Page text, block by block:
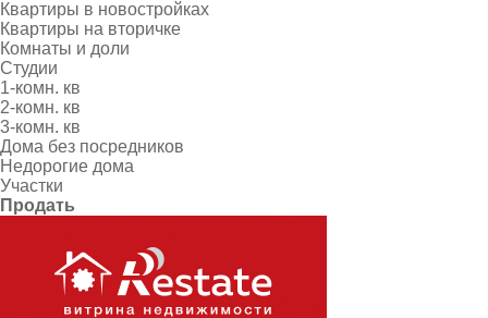
Квартиры в новостройках
Квартиры на вторичке
Комнаты и доли
Студии
1-комн. кв
2-комн. кв
3-комн. кв
Дома без посредников
Недорогие дома
Участки
Продать